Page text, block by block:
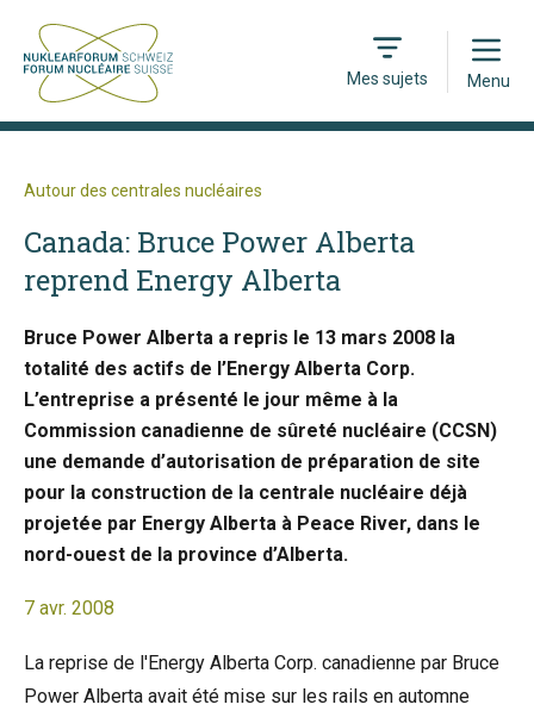
Mes sujets
Open
Menu
Autour des centrales nucléaires
Canada: Bruce Power Alberta
reprend Energy Alberta
Bruce Power Alberta a repris le 13 mars 2008 la
totalité des actifs de l’Energy Alberta Corp.
L’entreprise a présenté le jour même à la
Commission canadienne de sûreté nucléaire (CCSN)
une demande d’autorisation de préparation de site
pour la construction de la centrale nucléaire déjà
projetée par Energy Alberta à Peace River, dans le
nord-ouest de la province d’Alberta.
7 avr. 2008
La reprise de l'Energy Alberta Corp. canadienne par Bruce
Power Alberta avait été mise sur les rails en automne